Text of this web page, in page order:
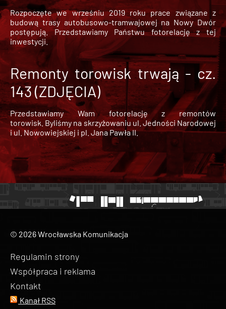
Rozpoczęte we wrześniu 2019 roku prace związane z
budową trasy autobusowo-tramwajowej na Nowy Dwór
postępują. Przedstawiamy Państwu fotorelację z tej
inwestycji.
Remonty torowisk trwają - cz.
143 (ZDJĘCIA)
Przedstawiamy Wam fotorelację z remontów
torowisk. Byliśmy na skrzyżowaniu ul. Jedności Narodowej
i ul. Nowowiejskiej i pl. Jana Pawła II.
© 2026 Wrocławska Komunikacja
Regulamin strony
Współpraca i reklama
Kontakt
Kanał RSS